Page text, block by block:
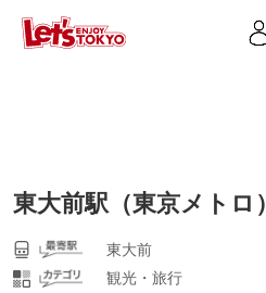
東大前駅（東京メトロ）
東大前
観光・旅行